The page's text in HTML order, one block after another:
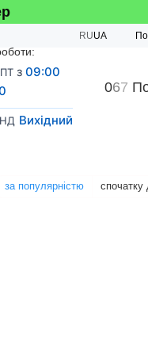
RUUA
з 09:00
Вихідний
067
за популярністю